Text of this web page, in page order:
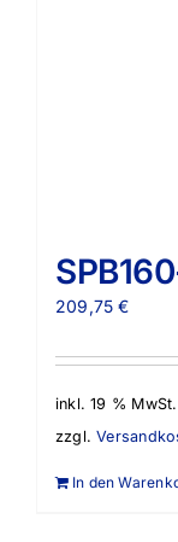
209,75€
inkl. 19 % MwSt.
zzgl.
In den